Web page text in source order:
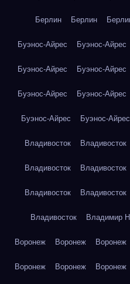
Берлин Берлин
Буэнос-Айрес Буэнос-Айрес
Буэнос-Айрес Буэнос-Айрес
Буэнос-Айрес Буэнос-Айрес
Буэнос-Айрес Буэнос-Айрес
Владивосток Владивосток
Владивосток Владивосток
Владивосток Владивосток
Владивосток Владимир
Воронеж Воронеж Воронеж
Воронеж Воронеж Воронеж